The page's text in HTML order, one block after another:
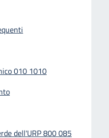
010 1010
dell'URP 800 085